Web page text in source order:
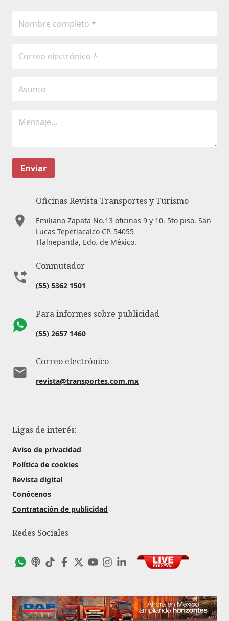
Enviar
Oficinas Revista Transportes y Turismo
Emiliano Zapata No.13 oficinas 9 y 10. 5to piso. San
Lucas Tepetlacalco CP. 54055
Tlalnepantla, Edo. de México.
Conmutador
(55) 5362 1501
Para informes sobre publicidad
(55) 2657 1460
Correo electrónico
revista@transportes.com.mx
Ligas de interés:
Aviso de privacidad
Política de cookies
Revista digital
Conócenos
Contratación de publicidad
Redes Sociales